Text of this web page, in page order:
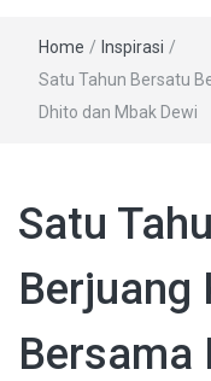
Home / Inspirasi /
Satu Tahun Bersatu
Dhito dan Mbak Dewi
Satu
Berjuang
Bersama